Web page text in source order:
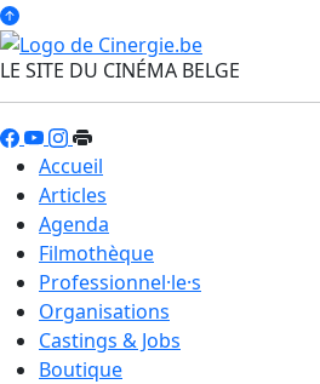
LE SITE DU CINÉMA BELGE
Accueil
Articles
Agenda
Filmothèque
Professionnel·le·s
Organisations
Castings & Jobs
Boutique